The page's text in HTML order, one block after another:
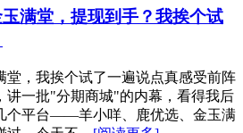
满堂，提现到手？我挨个试
堂，我挨个试了一遍说点真感受前阵
讲一批"分期商城"的内幕，看得我后
个平台——羊小咩、鹿优选、金玉满